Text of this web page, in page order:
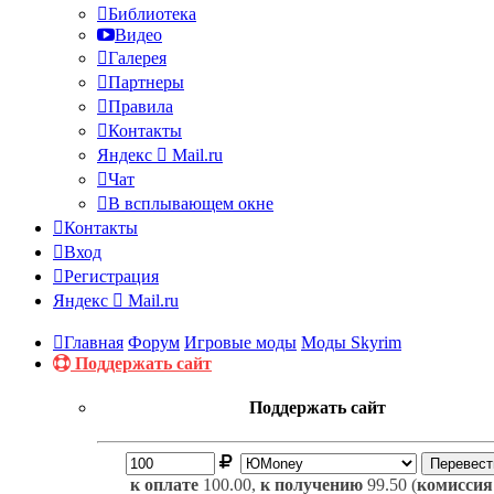
Библиотека
Видео
Галерея
Партнеры
Правила
Контакты
Яндекс
Mail.ru
Чат
В всплывающем окне
Контакты
Вход
Регистрация
Яндекс
Mail.ru
Главная Форум Игровые моды Моды Skyrim
Поддержать сайт
Поддержать сайт
к оплате 100.00, к получению 99.50 (